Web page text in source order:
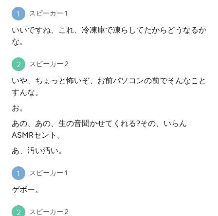
スピーカー 1
いいですね、これ、冷凍庫で凍らしてたからどうなるか
な。
スピーカー 2
いや、ちょっと怖いぞ、お前パソコンの前でそんなこと
すんな。
お。
あの、あの、生の音聞かせてくれる?その、いらん
ASMRセント。
あ、汚い汚い。
スピーカー 1
ゲボー。
スピーカー 2